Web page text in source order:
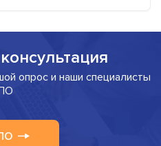
опрос и наши специалисты